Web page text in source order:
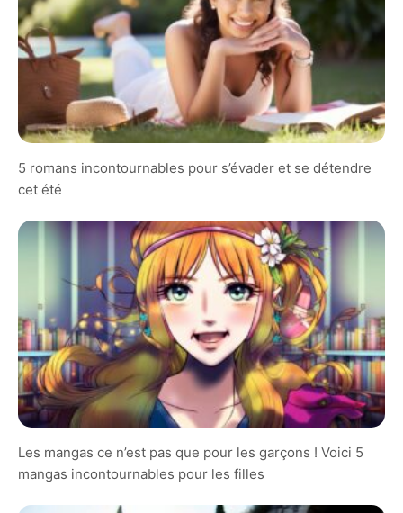
5 romans incontournables pour s’évader et se détendre
cet été
Les mangas ce n’est pas que pour les garçons ! Voici 5
mangas incontournables pour les filles